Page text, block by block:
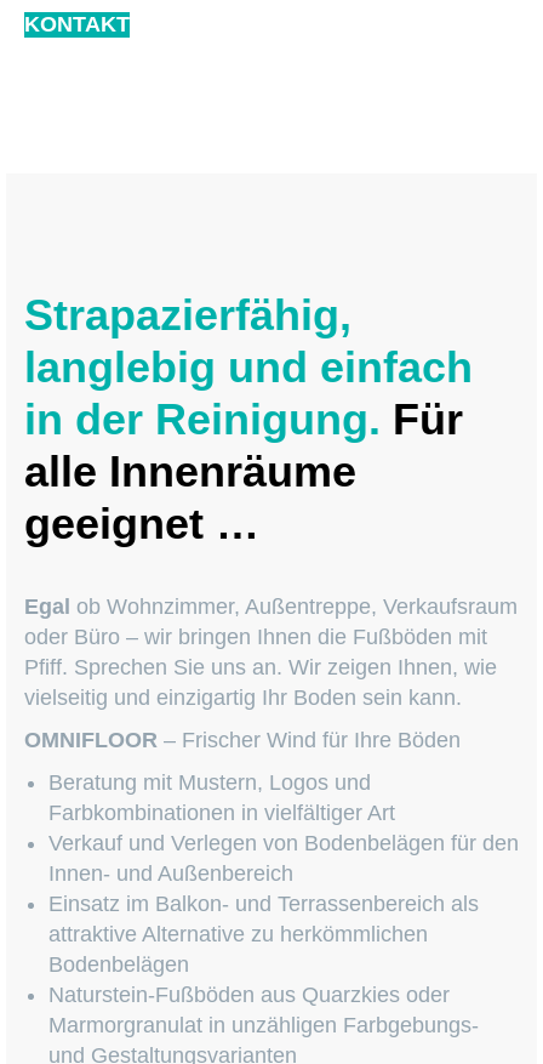
KONTAKT
Strapazierfähig,
langlebig und einfach
in der Reinigung. Für
alle Innenräume
geeignet …
Egal ob Wohnzimmer, Außentreppe, Verkaufsraum
oder Büro – wir bringen Ihnen die Fußböden mit
Pfiff. Sprechen Sie uns an. Wir zeigen Ihnen, wie
vielseitig und einzigartig Ihr Boden sein kann.
OMNIFLOOR – Frischer Wind für Ihre Böden
Beratung mit Mustern, Logos und
Farbkombinationen in vielfältiger Art
Verkauf und Verlegen von Bodenbelägen für den
Innen- und Außenbereich
Einsatz im Balkon- und Terrassenbereich als
attraktive Alternative zu herkömmlichen
Bodenbelägen
Naturstein-Fußböden aus Quarzkies oder
Marmorgranulat in unzähligen Farbgebungs-
und Gestaltungsvarianten